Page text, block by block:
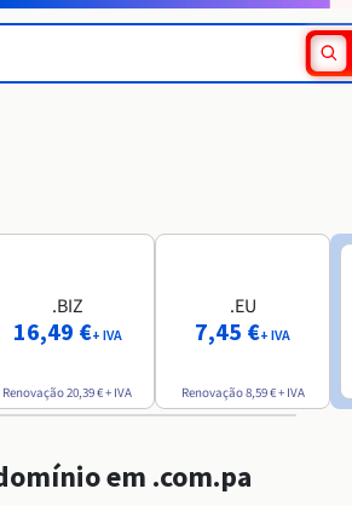
.BIZ
16,49 €+ IVA
Renovação20,39 €+ IVA
.EU
7,45 €+ IVA
Renovação8,59 €+ IVA
em .com.pa